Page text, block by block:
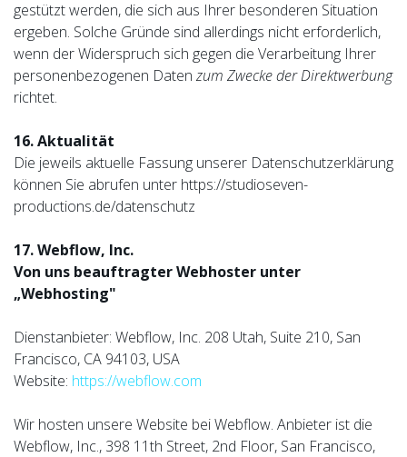
gestützt werden, die sich aus Ihrer besonderen Situation
ergeben. Solche Gründe sind allerdings nicht erforderlich,
wenn der Widerspruch sich gegen die Verarbeitung Ihrer
personenbezogenen Datenzum Zwecke der Direktwerbung
richtet.
16. Aktualität
Die jeweils aktuelle Fassung unserer Datenschutzerklärung
können Sie abrufen unter https://studioseven-
productions.de/datenschutz
17. Webflow, Inc.
Von uns beauftragter Webhoster unter
„Webhosting"
Dienstanbieter: Webflow, Inc. 208 Utah, Suite 210, San
Francisco, CA 94103, USA
Website: https://webflow.com
Wir hosten unsere Website bei Webflow. Anbieter ist die
Webflow, Inc., 398 11th Street, 2nd Floor, San Francisco,